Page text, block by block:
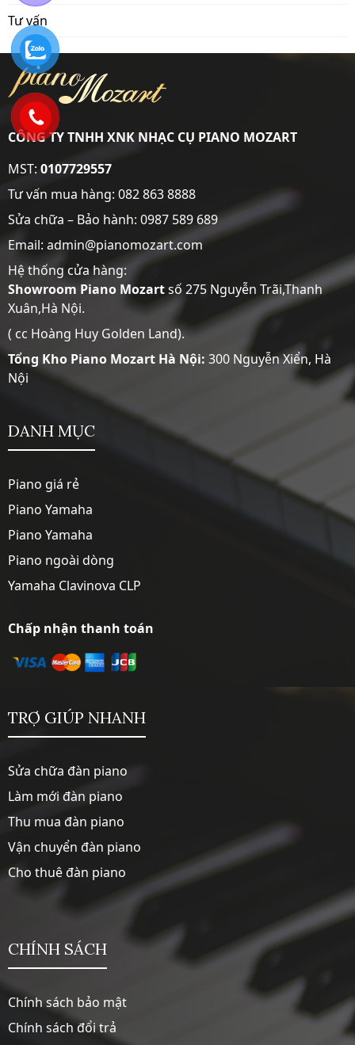
Tư vấn
CÔNG TY TNHH XNK NHẠC CỤ PIANO MOZART
MST:0107729557
Tư vấn mua hàng: 082 863 8888
Sửa chữa – Bảo hành: 0987 589 689
Email: admin@pianomozart.com
Hệ thống cửa hàng:
Showroom Piano Mozartsố 275 Nguyễn Trãi,Thanh
Xuân,Hà Nội.
( cc Hoàng Huy Golden Land).
Tổng Kho Piano Mozart Hà Nội: 300 Nguyễn Xiển, Hà
Nội
DANH MỤC
Piano giá rẻ
Piano Yamaha
Piano Yamaha
Piano ngoài dòng
Yamaha Clavinova CLP
Chấp nhận thanh toán
TRỢ GIÚP NHANH
Sửa chữa đàn piano
Làm mới đàn piano
Thu mua đàn piano
Vận chuyển đàn piano
Cho thuê đàn piano
CHÍNH SÁCH
Chính sách bảo mật
Chính sách đổi trả